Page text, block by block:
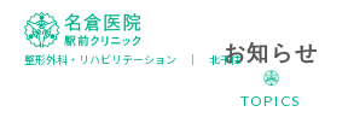
名倉医院 駅
整形外科・リハビリテーション │ 北千住お知らせ
TOPICS